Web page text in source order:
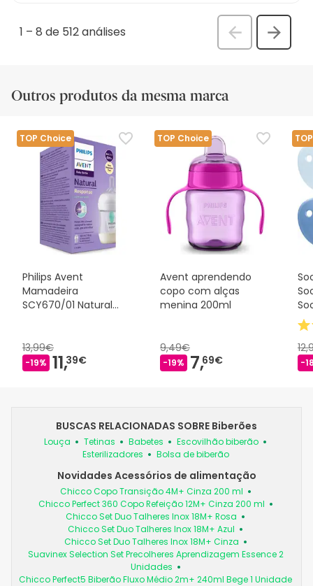
1 – 8 de 512análises
Anterior
Outros produtos da mesma marca
TOP Choice
Philips Avent
Mamadeira
SCY670/01 Natural
13,99€
-19% 11,39€
TOP Choice
Avent aprendendo
copo com alças
menina 200ml
9,49€
-19% 7,69€ -
BUSCAS RELACIONADAS SOBRE Biberões
Louça Tetinas Babetes
Escovilhão biberão
Esterilizadores
Bolsa de biberão
Novidades Acessórios de alimentação
Chicco Copo Transição 4M+ Cinza 200 ml
Chicco Perfect 360 Copo Refeição 12M+ Cinza 200 ml
Chicco Set Duo Talheres Inox 18M+ Rosa
Chicco Set Duo Talheres Inox 18M+ Azul
Chicco Set Duo Talheres Inox 18M+ Cinza
Suavinex Selection Set Precolheres Aprendizagem Essence 2
Unidades
Chicco Perfect5 Biberão Fluxo Médio 2m+ 240ml Bege 1 Unidade